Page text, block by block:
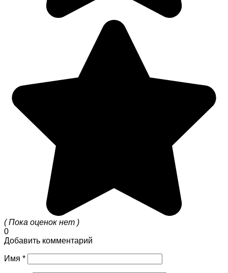
( Пока оценок нет )
0
Добавить комментарий
Имя *